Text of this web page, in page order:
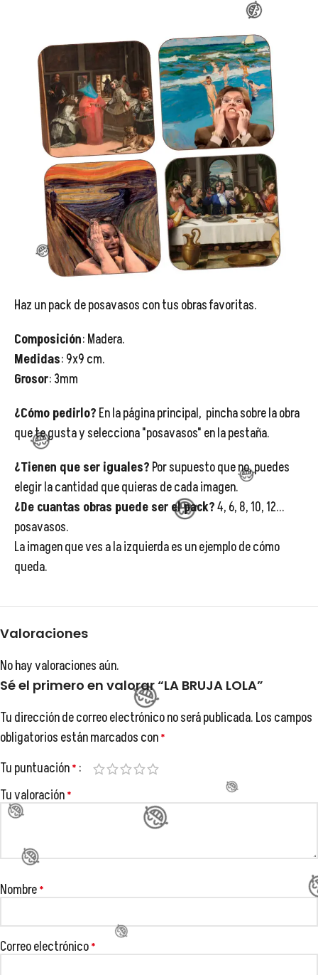
Haz un pack de posavasos con tus obras favoritas.
Composición: Madera.
Medidas: 9x9 cm.
Grosor: 3mm
¿Cómo pedirlo? En la página principal, pincha sobre la obra
que te gusta y selecciona "posavasos" en la pestaña.
¿Tienen que ser iguales? Por supuesto que no, puedes
elegir la cantidad que quieras de cada imagen.
¿De cuantas obras puede ser el pack?4, 6, 8, 10, 12...
posavasos.
La imagen que ves a la izquierda es un ejemplo de cómo
queda.
Valoraciones
No hay valoraciones aún.
Sé el primero en valorar “LA BRUJA LOLA”
Tu dirección de correo electrónico no será publicada. Los campos
obligatorios están marcados con*
Tu puntuación*
Tu valoración*
Nombre*
Correo electrónico*
😂
😂
😂
😂
😂
😂
😂
😂
😂